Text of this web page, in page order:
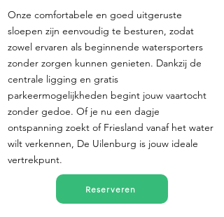
Onze comfortabele en goed uitgeruste
sloepen zijn eenvoudig te besturen, zodat
zowel ervaren als beginnende watersporters
zonder zorgen kunnen genieten. Dankzij de
centrale ligging en gratis
parkeermogelijkheden begint jouw vaartocht
zonder gedoe. Of je nu een dagje
ontspanning zoekt of Friesland vanaf het water
wilt verkennen, De Uilenburg is jouw ideale
vertrekpunt.
Reserveren